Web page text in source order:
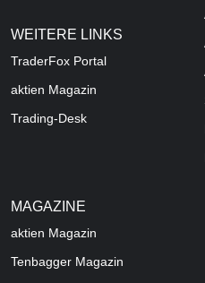
WEITERE LINKS
TraderFox Portal
aktien Magazin
Trading-Desk
MAGAZINE
aktien Magazin
Tenbagger Magazin